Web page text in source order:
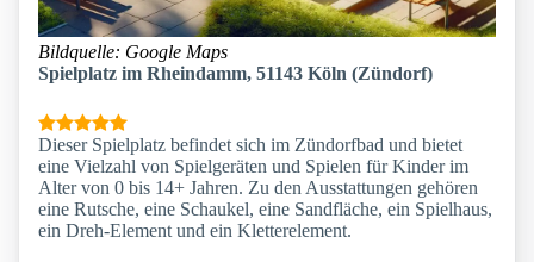
Bildquelle: Google Maps
Spielplatz im Rheindamm, 51143 Köln (Zündorf)
Dieser Spielplatz befindet sich im Zündorfbad und bietet
eine Vielzahl von Spielgeräten und Spielen für Kinder im
Alter von 0 bis 14+ Jahren. Zu den Ausstattungen gehören
eine Rutsche, eine Schaukel, eine Sandfläche, ein Spielhaus,
ein Dreh-Element und ein Kletterelement.